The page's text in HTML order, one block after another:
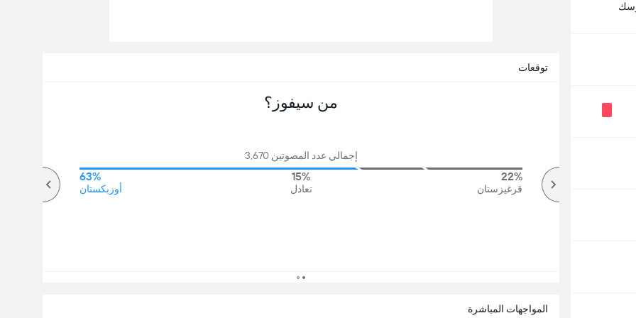
توقعات
من سيفوز؟
إجمالي عدد المصوتين 3,670
22%
قرغيزستان
15%
تعادل
63%
أوزبكستان
المواجهات المباشرة